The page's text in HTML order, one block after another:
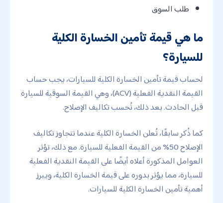
طلب السوق
ما هي قيمة تأمين الخسارة الكلية
للسيارة؟
لحساب قيمة تأمين الخسارة الكلية للسيارات، يجب حساب
القيمة النقدية الفعلية (ACV)، وهي القيمة السوقية للسيارة
قبل الحادث. بعد ذلك، تُحسب تكاليف الإصلاح.
كما ذُكر سابقًا، تُعلن الخسارة الكلية عندما تتجاوز تكاليف
الإصلاح 50% من القيمة الفعلية للسيارة. مع ذلك، تؤثر
العوامل المذكورة أعلاه أيضًا على القيمة النقدية الفعلية
للسيارة، مما يؤثر بدوره على قيمة الخسارة الكلية، ويبرز
أهمية تأمين الخسارة الكلية للسيارات.